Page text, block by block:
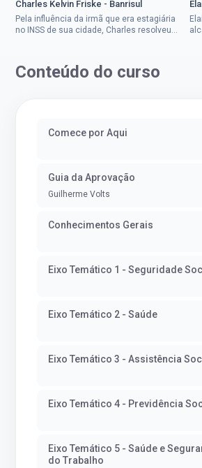
Charles Kelvin Friske - Banrisul
Pela influência da irmã que era estagiária
no INSS de sua cidade, Charles resolveu
Conteúdo do curso
Comece por Aqui
Guia da Aprovação
Guilherme Volts
Conhecimentos Gerais
Eixo Temático 1 - Seguridade
Eixo Temático 2 - Saúde
Eixo Temático 3 - Assistência
Eixo Temático 4 - Previdência
Eixo Temático 5 - Saúde e
do Trabalho